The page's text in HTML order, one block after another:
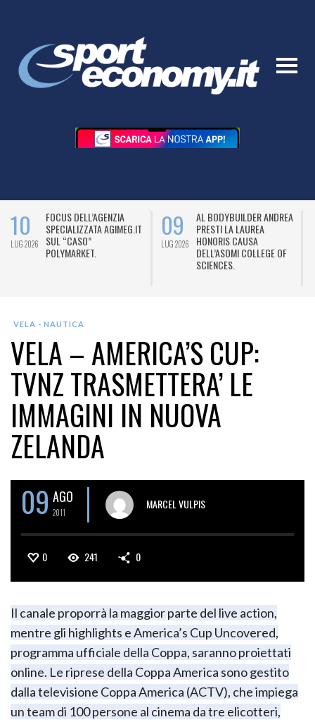
10
LUG 2026
FOCUS DELL’AGENZIA
SPECIALIZZATA AGIMEG.IT
SUL “CASO”
POLYMARKET.
09
LUG 2026
AL BODYBUILDER ANDREA
PRESTI LA LAUREA
HONORIS CAUSA
DELL’ASOMI COLLEGE OF
SCIENCES.
VELA - NAUTICA
VELA – AMERICA’S CUP:
TVNZ TRASMETTERA’ LE
IMMAGINI IN NUOVA
ZELANDA
09 AGO
2011
MARCEL VULPIS
0 241 0
Il canale proporrà la maggior parte del live action,
mentre gli highlights e America’s Cup Uncovered,
programma ufficiale della Coppa, saranno proiettati
online. Le riprese della Coppa America sono gestito
dalla televisione Coppa America (ACTV), che impiega
un team di 100 persone al cinema da tre elicotteri,